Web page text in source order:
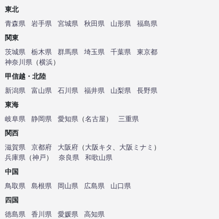
東北
青森県
岩手県 宮城県 秋田県 山形県
福島県
関東
茨城県
栃木県 群馬県 埼玉県 千葉県
東京都
神奈川県 （横浜）
甲信越・北陸
新潟県
富山県 石川県 福井県 山梨県
長野県
東海
岐阜県
静岡県 愛知県 （名古屋）
三重県
関西
滋賀県
京都府 大阪府 （大阪キタ 大阪ミナミ ）
兵庫県 （神戸） 奈良県
和歌山県
中国
鳥取県
島根県 岡山県 広島県
山口県
四国
徳島県
香川県 愛媛県
高知県